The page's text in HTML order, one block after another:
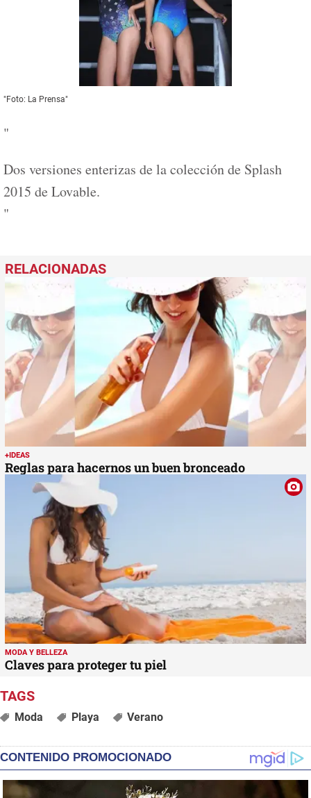
"Foto: La Prensa"
"
Dos versiones enterizas de la colección de Splash
2015 de Lovable.
"
+IDEAS
Reglas para hacernos un buen bronceado
MODA Y BELLEZA
Claves para proteger tu piel
Moda Playa Verano
CONTENIDO PROMOCIONADO